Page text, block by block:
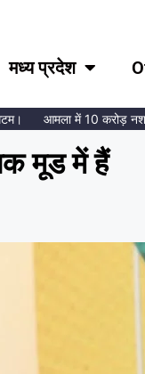
मध्य प्रदेश
आमला में 10 करोड़ नशा मुक्ति
मूड में हैं